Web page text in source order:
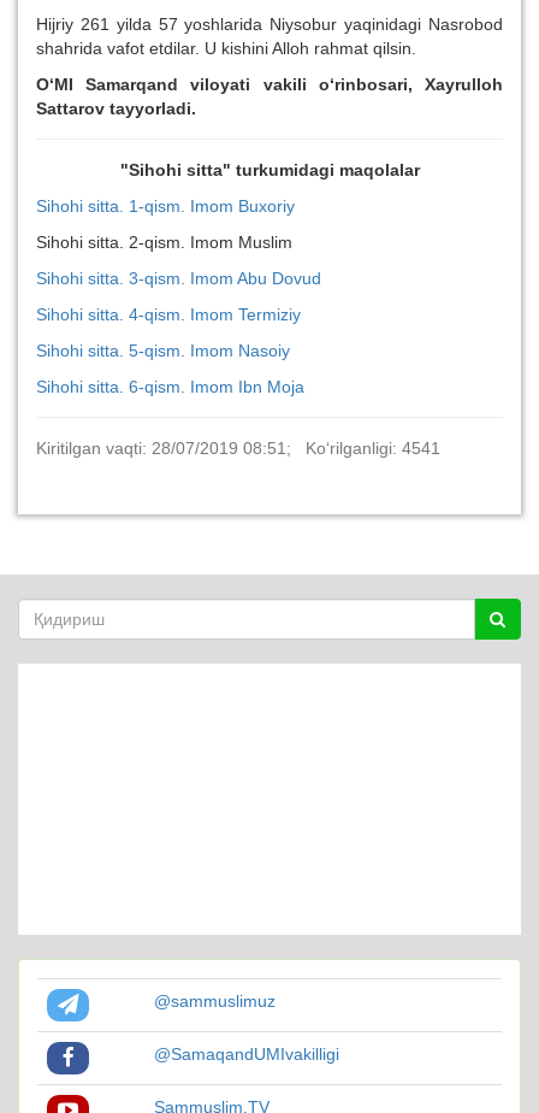
Hijriy 261 yilda 57 yoshlarida Niysobur yaqinidagi Nasrobod
shahrida vafot etdilar. U kishini Alloh rahmat qilsin.
O‘MI Samarqand viloyati vakili o‘rinbosari, Xayrulloh
Sattarov tayyorladi.
"Sihohi sitta" turkumidagi maqolalar
Sihohi sitta. 1-qism. Imom Buxoriy
Sihohi sitta. 2-qism. Imom Muslim
Sihohi sitta. 3-qism. Imom Abu Dovud
Sihohi sitta. 4-qism. Imom Termiziy
Sihohi sitta. 5-qism. Imom Nasoiy
Sihohi sitta. 6-qism. Imom Ibn Moja
Kiritilgan vaqti: 28/07/2019 08:51; Ko‘rilganligi: 4541
@sammuslimuz
@SamaqandUMIvakilligi
Sammuslim.TV